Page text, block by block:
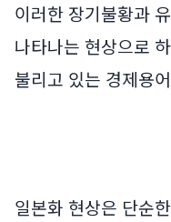
이러한 장기불황과
나타나는 현상으로
불리고 있는 경제용
일본화 현상은 단순